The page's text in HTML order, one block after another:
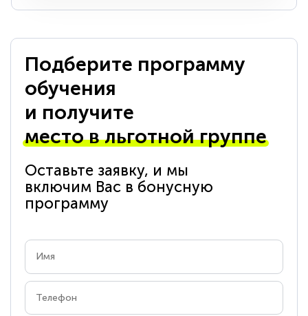
Подберите программу
обучения
и получите
место в льготной группе
Оставьте заявку, и мы
включим Вас в бонусную
программу